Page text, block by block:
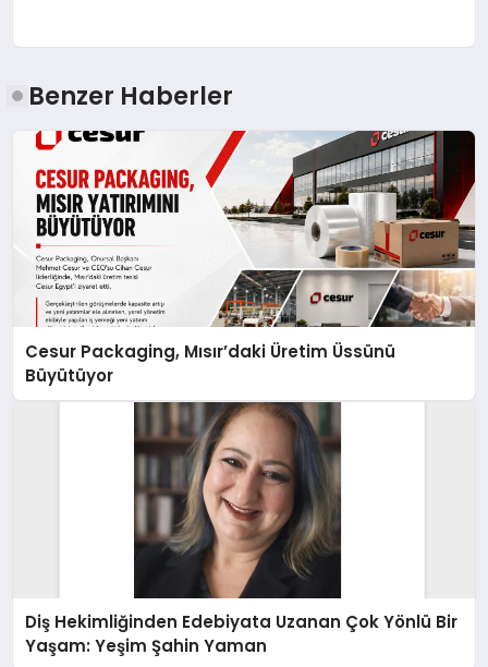
Benzer Haberler
Cesur Packaging, Mısır’daki Üretim Üssünü
Büyütüyor
Diş Hekimliğinden Edebiyata Uzanan Çok Yönlü Bir
Yaşam: Yeşim Şahin Yaman